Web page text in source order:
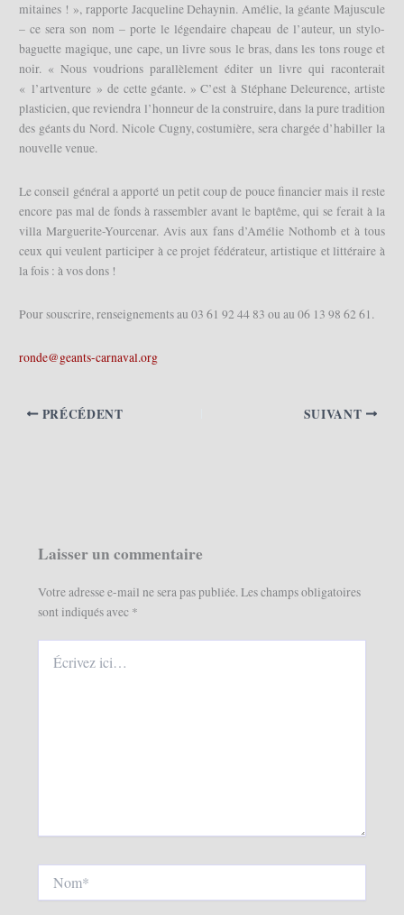
mitaines ! », rapporte Jacqueline Dehaynin. Amélie, la géante Majuscule
– ce sera son nom – porte le légendaire chapeau de l’auteur, un stylo-
baguette magique, une cape, un livre sous le bras, dans les tons rouge et
noir. « Nous voudrions parallèlement éditer un livre qui raconterait
« l’artventure » de cette géante. » C’est à Stéphane Deleurence, artiste
plasticien, que reviendra l’honneur de la construire, dans la pure tradition
des géants du Nord. Nicole Cugny, costumière, sera chargée d’habiller la
nouvelle venue.
Le conseil général a apporté un petit coup de pouce financier mais il reste
encore pas mal de fonds à rassembler avant le baptême, qui se ferait à la
villa Marguerite-Yourcenar. Avis aux fans d’Amélie Nothomb et à tous
ceux qui veulent participer à ce projet fédérateur, artistique et littéraire à
la fois : à vos dons !
Pour souscrire, renseignements au 03 61 92 44 83 ou au 06 13 98 62 61.
ronde@geants-carnaval.org
PRÉCÉDENT SUIVANT
Laisser un commentaire
Votre adresse e-mail ne sera pas publiée.Les champs obligatoires
sont indiqués avec *
ici…